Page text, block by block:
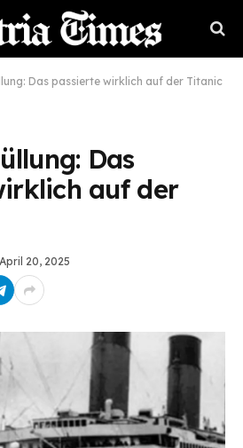
Das passierte wirklich auf der Titanic
Das
auf der
April 20, 2025